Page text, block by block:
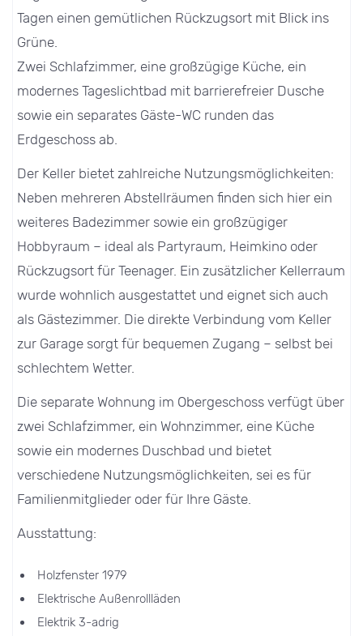
Tagen einen gemütlichen Rückzugsort mit Blick ins
Grüne.
Zwei Schlafzimmer, eine großzügige Küche, ein
modernes Tageslichtbad mit barrierefreier Dusche
sowie ein separates Gäste-WC runden das
Erdgeschoss ab.
Der Keller bietet zahlreiche Nutzungsmöglichkeiten:
Neben mehreren Abstellräumen finden sich hier ein
weiteres Badezimmer sowie ein großzügiger
Hobbyraum – ideal als Partyraum, Heimkino oder
Rückzugsort für Teenager. Ein zusätzlicher Kellerraum
wurde wohnlich ausgestattet und eignet sich auch
als Gästezimmer. Die direkte Verbindung vom Keller
zur Garage sorgt für bequemen Zugang – selbst bei
schlechtem Wetter.
Die separate Wohnung im Obergeschoss verfügt über
zwei Schlafzimmer, ein Wohnzimmer, eine Küche
sowie ein modernes Duschbad und bietet
verschiedene Nutzungsmöglichkeiten, sei es für
Familienmitglieder oder für Ihre Gäste.
Ausstattung:
Holzfenster 1979
Elektrische Außenrollläden
Elektrik 3-adrig